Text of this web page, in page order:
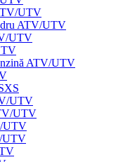
UTV
ATV/UTV
UTV
ATV/UTV
UTV
UTV
UTV
UTV